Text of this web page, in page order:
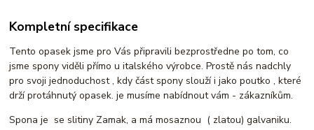
Kompletní specifikace
Tento opasek jsme pro Vás připravili bezprostředne po tom, co
jsme spony viděli přímo u italského výrobce. Prostě nás nadchly
pro svoji jednoduchost , kdy část spony slouží i jako poutko , které
drží protáhnutý opasek. je musíme nabídnout vám - zákazníkům.
Spona je se slitiny Zamak, a má mosaznou ( zlatou) galvaniku.